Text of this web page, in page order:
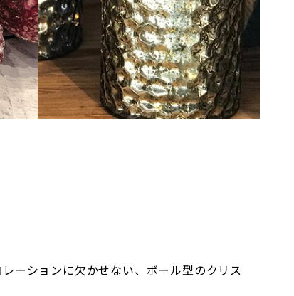
ーションに欠かせない、ボール型のクリス